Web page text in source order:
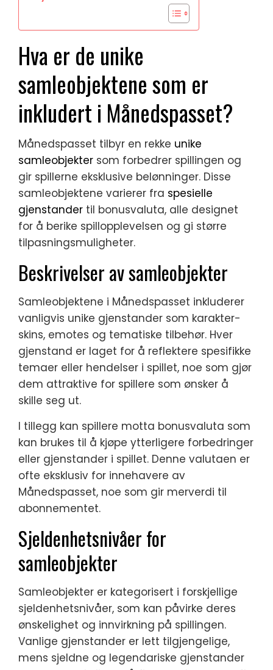
Hva er de unike
samleobjektene som er
inkludert i Månedspasset?
Månedspasset tilbyr en rekke unike
samleobjekter som forbedrer spillingen og
gir spillerne eksklusive belønninger. Disse
samleobjektene varierer fra spesielle
gjenstander til bonusvaluta, alle designet
for å berike spillopplevelsen og gi større
tilpasningsmuligheter.
Beskrivelser av samleobjekter
Samleobjektene i Månedspasset inkluderer
vanligvis unike gjenstander som karakter-
skins, emotes og tematiske tilbehør. Hver
gjenstand er laget for å reflektere spesifikke
temaer eller hendelser i spillet, noe som gjør
dem attraktive for spillere som ønsker å
skille seg ut.
I tillegg kan spillere motta bonusvaluta som
kan brukes til å kjøpe ytterligere forbedringer
eller gjenstander i spillet. Denne valutaen er
ofte eksklusiv for innehavere av
Månedspasset, noe som gir merverdi til
abonnementet.
Sjeldenhetsnivåer for
samleobjekter
Samleobjekter er kategorisert i forskjellige
sjeldenhetsnivåer, som kan påvirke deres
ønskelighet og innvirkning på spillingen.
Vanlige gjenstander er lett tilgjengelige,
mens sjeldne og legendariske gjenstander